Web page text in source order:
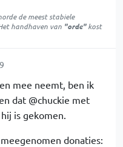
de meest stabiele
handhaven van "orde"kost
mee neemt, ben ik
dat @chuckie met
is gekomen.
donaties: